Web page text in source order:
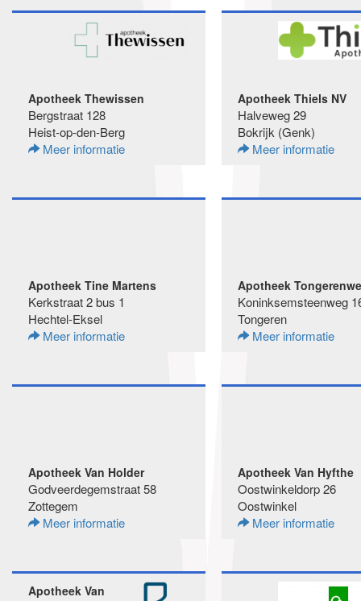
Apotheek Thewissen
Bergstraat 128
Heist-op-den-Berg
Meer informatie
Apotheek Thiels NV
Halveweg 29
Bokrijk (Genk)
Meer informatie
Apotheek Tine Martens
Kerkstraat 2 bus 1
Hechtel-Eksel
Meer informatie
Apotheek
Koninksemsteenweg
Tongeren
Meer informatie
Apotheek Van Holder
Godveerdegemstraat 58
Zottegem
Meer informatie
Apotheek Van Hyfthe
Oostwinkeldorp 26
Oostwinkel
Meer informatie
Apotheek Van